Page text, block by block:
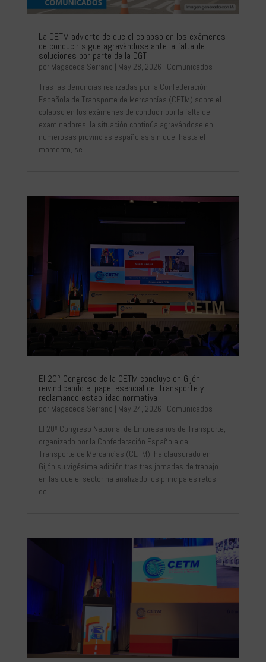
La CETM advierte de que el colapso en los exámenes
de conducir sigue agravándose ante la falta de
soluciones por parte de la DGT
por Magaceda Serrano | May 28, 2026 | Comunicados
Tras las denuncias realizadas por la Confederación
Española de Transporte de Mercancías (CETM) sobre el
colapso en los exámenes de conducir por la falta de
examinadores, la situación continúa agravándose en
numerosas provincias españolas sin que, hasta el
momento, se...
El 20º Congreso de la CETM concluye en Gijón
reivindicando el papel esencial del transporte y
reclamando estabilidad normativa
por Magaceda Serrano | May 24, 2026 | Comunicados
El 20º Congreso Nacional de Empresarios de Transporte,
organizado por la Confederación Española del
Transporte de Mercancías (CETM), ha clausurado en
Gijón su vigésima edición tras tres jornadas de trabajo
en las que el sector ha analizado los principales retos
del...